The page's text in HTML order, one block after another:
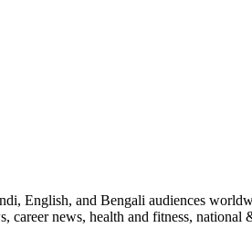
English, and Bengali audiences
career news, health and fitness, national